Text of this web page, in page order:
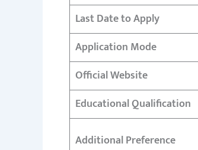
Last Date to Apply
Application Mode
Official Website
Educational Qualification
Additional Preference